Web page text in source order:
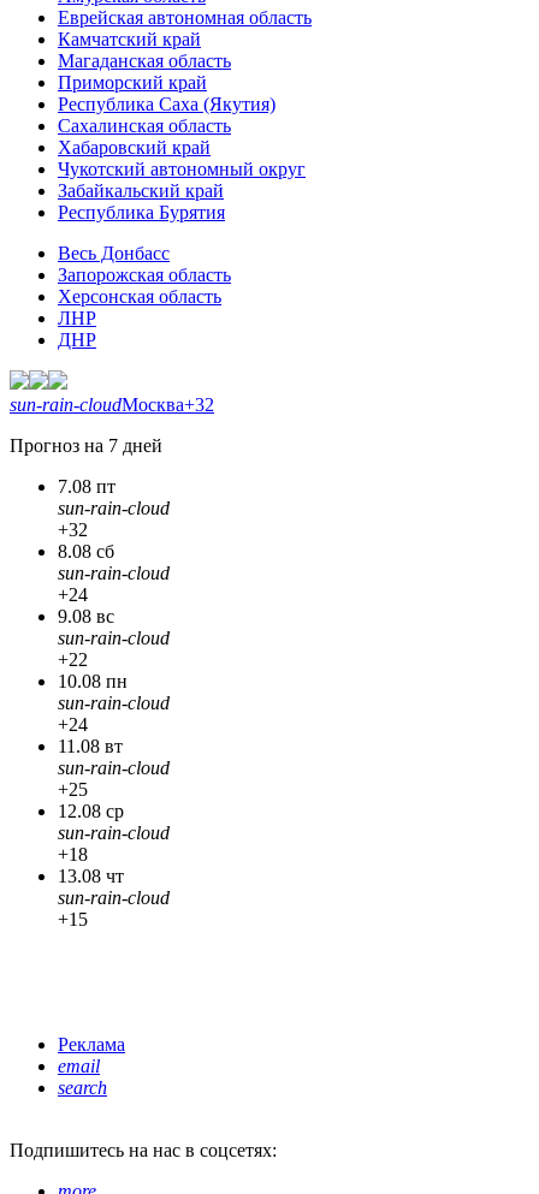
Еврейская автономная область
Камчатский край
Магаданская область
Приморский край
Республика Саха (Якутия)
Сахалинская область
Хабаровский край
Чукотский автономный округ
Забайкальский край
Республика Бурятия
Весь Донбасс
Запорожская область
Херсонская область
ЛНР
ДНР
sun-rain-cloudМосква+32
Прогноз на 7 дней
7.08 пт
sun-rain-cloud
+32
8.08 сб
sun-rain-cloud
+24
9.08 вс
sun-rain-cloud
+22
10.08 пн
sun-rain-cloud
+24
11.08 вт
sun-rain-cloud
+25
12.08 ср
sun-rain-cloud
+18
13.08 чт
sun-rain-cloud
+15
Реклама
email
search
Подпишитесь на нас в соцсетях: